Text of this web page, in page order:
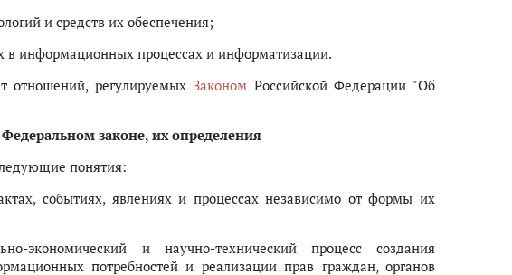
и средств их обеспечения;
информационных процессах и информатизации.
отношений, регулируемыхЗаконом Российской Федерации "Об
законе, их определения
понятия:
событиях, явлениях и процессах независимо от формы их
экономический и научно-технический процесс создания
потребностей и реализации прав граждан, органов